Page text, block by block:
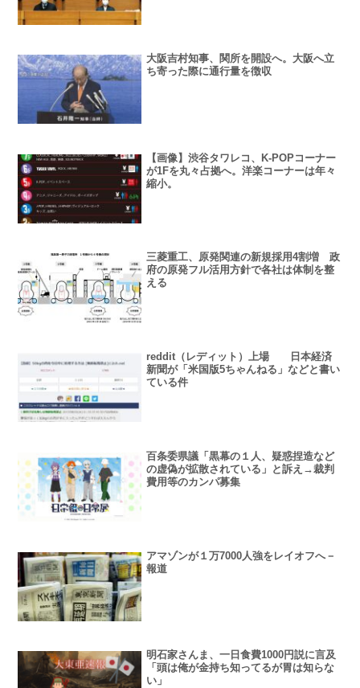
大阪吉村知事、関所を開設へ。大阪へ立
ち寄った際に通行量を徴収
【画像】渋谷タワレコ、K-POPコーナー
が1Fを丸々占拠へ。洋楽コーナーは年々
縮小。
三菱重工、原発関連の新規採用4割増 政
府の原発フル活用方針で各社は体制を整
える
reddit（レディット）上場 日本経済
新聞が「米国版5ちゃんねる」などと書い
ている件
百条委県議「黒幕の１人、疑惑捏造など
の虚偽が拡散されている」と訴え→裁判
費用等のカンパ募集
アマゾンが１万7000人強をレイオフへ－
報道
明石家さんま、一日食費1000円説に言及
「頭は俺が金持ち知ってるが胃は知らな
い」